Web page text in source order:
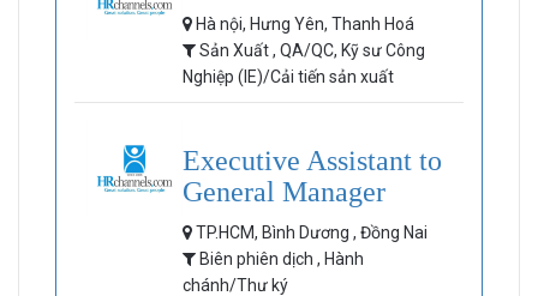
Hà nội, Hưng Yên, Thanh Hoá
Sản Xuất , QA/QC, Kỹ sư Công
Nghiệp (IE)/Cải tiến sản xuất
Executive Assistant to
General Manager
TP.HCM, Bình Dương , Đồng Nai
Biên phiên dịch , Hành
chánh/Thư ký